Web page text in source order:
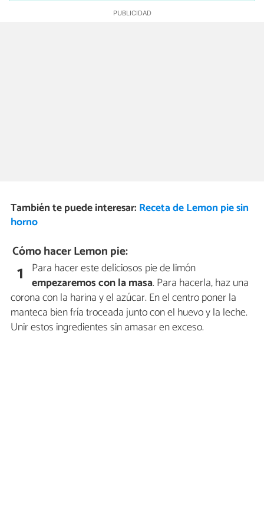
También te puede interesar: Receta de Lemon pie sin
horno
Cómo hacer Lemon pie:
1 Para hacer este deliciosos pie de limón
empezaremos con la masa. Para hacerla, haz una
corona con la harina y el azúcar. En el centro poner la
manteca bien fría troceada junto con el huevo y la leche.
Unir estos ingredientes sin amasar en exceso.